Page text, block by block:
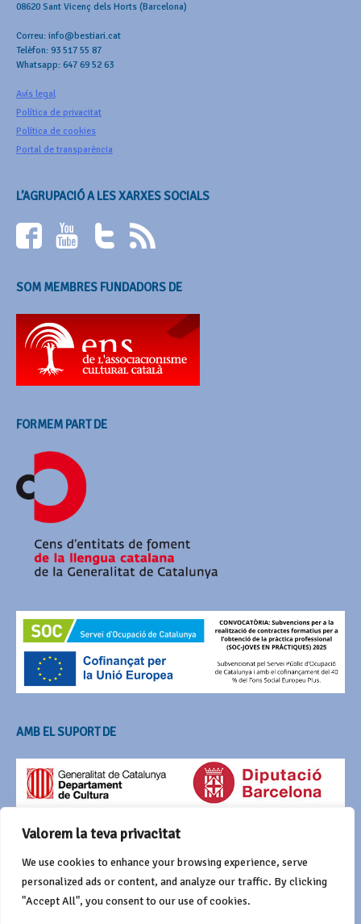
Valorem la teva privacitat
We use cookies to enhance your browsing experience, serve
personalized ads or content, and analyze our traffic. By clicking
"Accept All", you consent to our use of cookies.
08620 Sant Vicenç dels Horts (Barcelona)
Correu: info@bestiari.cat
Telèfon: 93 517 55 87
Whatsapp: 647 69 52 63
Avís legal
Política de privacitat
Política de cookies
Portal de transparència
L’AGRUPACIÓ A LES XARXES SOCIALS
SOM MEMBRES FUNDADORS DE
FORMEM PART DE
AMB EL SUPORT DE